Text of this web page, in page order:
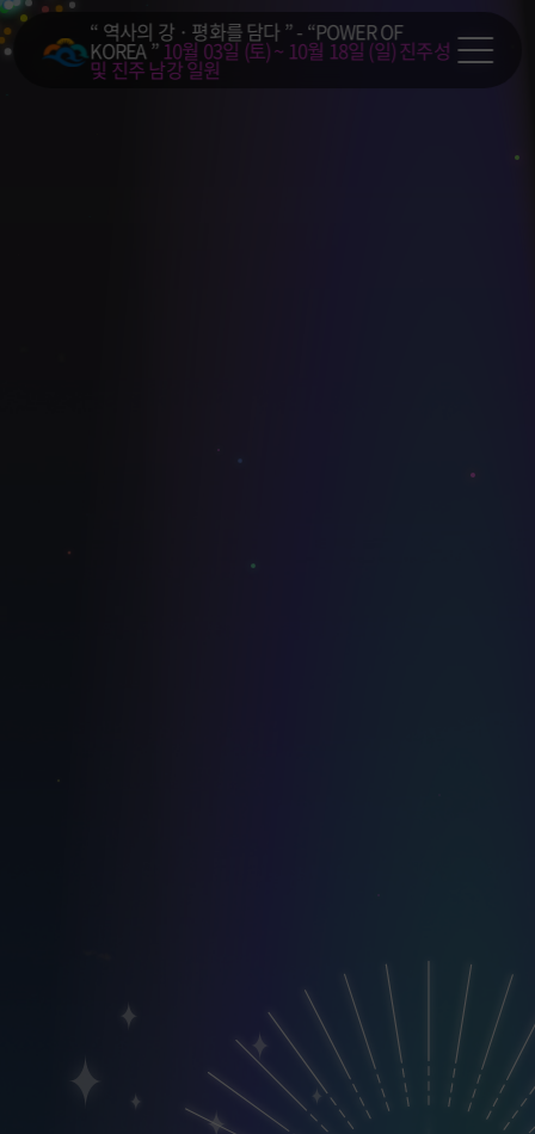
“ 역사의 강 · 평화를 담다 ” - “POWER OF
KOREA ”10월 03일 (토) ~ 10월 18일 (일)진주성
및 진주 남강 일원